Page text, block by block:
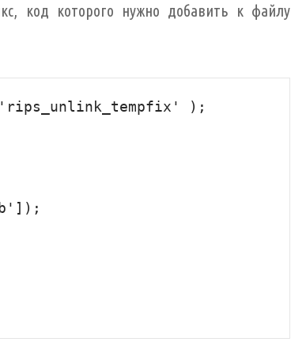
код которого нужно добавить к файлу
'rips_unlink_tempfix' );